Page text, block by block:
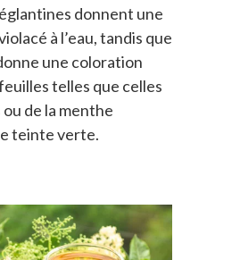
donnent une
à l’eau, tandis que
une coloration
telles que celles
de la menthe
teinte verte.